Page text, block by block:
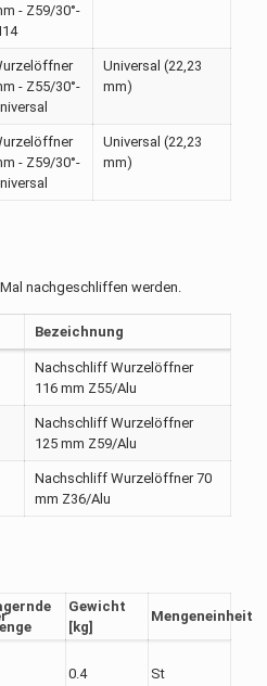
- Z59/30°-
- Z55/30°-
Universal (22,23
mm)
- Z59/30°-
Universal (22,23
mm)
nachgeschliffen werden.
Bezeichnung
Nachschliff Wurzelöffner
116 mm Z55/Alu
Nachschliff Wurzelöffner
125 mm Z59/Alu
Nachschliff Wurzelöffner 70
mm Z36/Alu
Gewicht
[kg]
Mengeneinheit
0.4 St